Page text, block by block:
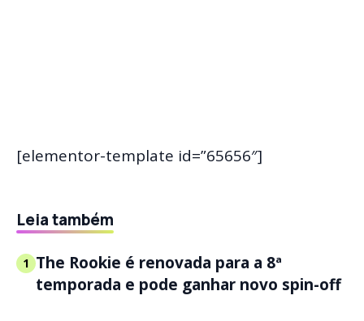
[elementor-template id=”65656″]
Leia também
1 The Rookie é renovada para a 8ª
temporada e pode ganhar novo spin-off